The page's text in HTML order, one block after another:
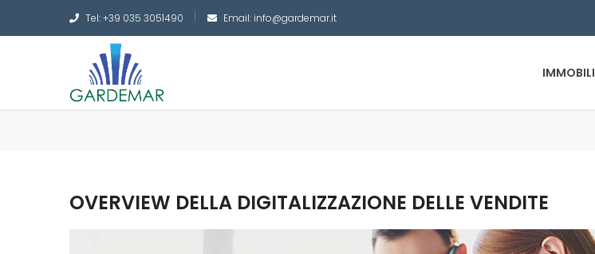
Tel: +39 035 3051490 Email: info@gardemar.it
IMMOBILI
OVERVIEW DELLA DIGITALIZZAZIONE DELLE VENDITE